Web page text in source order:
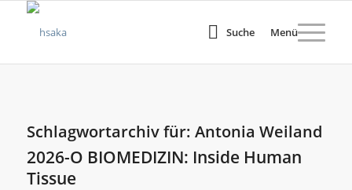
Suche Menü
Schlagwortarchiv für: Antonia Weiland
2026-O BIOMEDIZIN: Inside Human
Tissue